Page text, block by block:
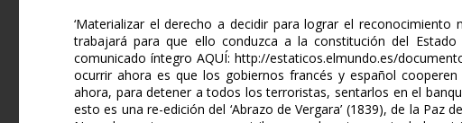
‘Materializar el derecho a decidir para lograr el reconocimiento
trabajará para que ello conduzca a la constitución del Estado
comunicado íntegro AQUÍ: http://estaticos.elmundo.es/
ocurrir ahora es que los gobiernos francés y español
ahora, para detener a todos los terroristas, sentarlos en el
esto es una re-edición del ‘Abrazo de Vergara’ (1839), de la Paz